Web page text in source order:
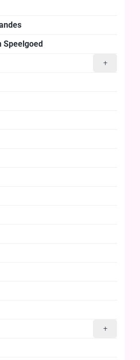
Speelgoed
+
+